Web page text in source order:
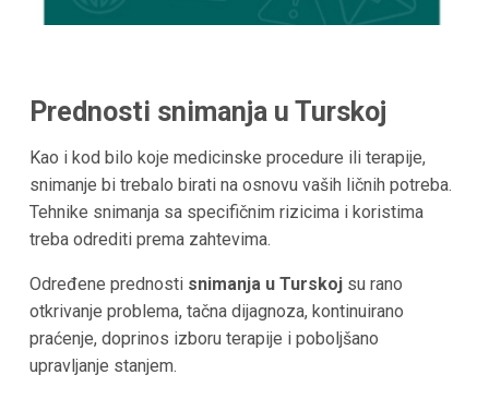
Prednosti snimanja u Turskoj
Kao i kod bilo koje medicinske procedure ili terapije,
snimanje bi trebalo birati na osnovu vaših ličnih potreba.
Tehnike snimanja sa specifičnim rizicima i koristima
treba odrediti prema zahtevima.
Određene prednosti snimanja u Turskojsu rano
otkrivanje problema, tačna dijagnoza, kontinuirano
praćenje, doprinos izboru terapije i poboljšano
upravljanje stanjem.